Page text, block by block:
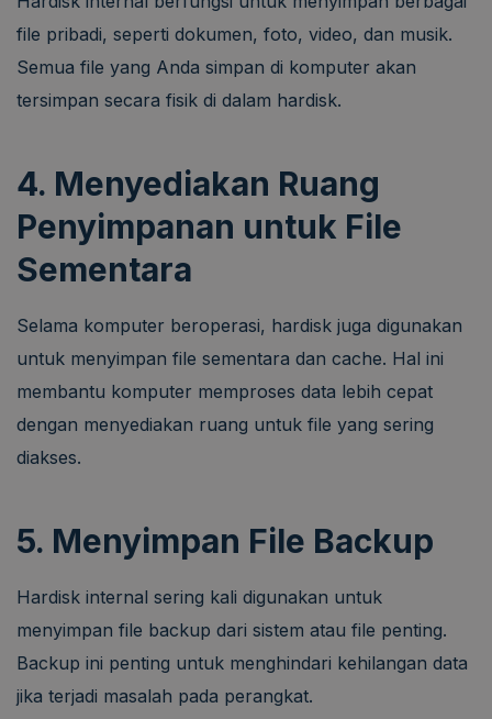
file pribadi, seperti dokumen, foto, video, dan musik.
Semua file yang Anda simpan di komputer akan
tersimpan secara fisik di dalam hardisk.
4. Menyediakan Ruang
Penyimpanan untuk File
Sementara
Selama komputer beroperasi, hardisk juga digunakan
untuk menyimpan file sementara dan cache. Hal ini
membantu komputer memproses data lebih cepat
dengan menyediakan ruang untuk file yang sering
diakses.
5. Menyimpan File Backup
Hardisk internal sering kali digunakan untuk
menyimpan file backup dari sistem atau file penting.
Backup ini penting untuk menghindari kehilangan data
jika terjadi masalah pada perangkat.